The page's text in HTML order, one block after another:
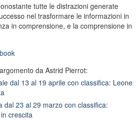
tutte le distrazioni generate
nel trasformare le informazioni in
in comprensione, e la comprensione in
da Astrid Pierrot:
dal 13 al 19 aprile con classifica: Leone
dal 23 al 29 marzo con classifica:
crescita